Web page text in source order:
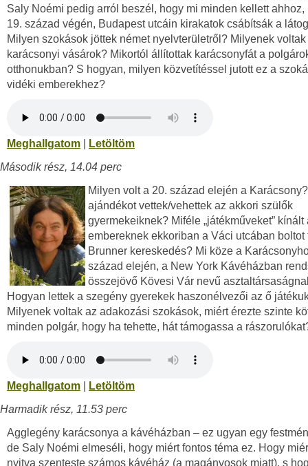
Saly Noémi pedig arról beszél, hogy mi minden kellett ahhoz,
19. század végén, Budapest utcáin kirakatok csábítsák a
Milyen szokások jöttek német nyelvterületről? Milyenek
karácsonyi vásárok? Mikortól állítottak karácsonyfát a
otthonukban? S hogyan, milyen közvetítéssel jutott ez a
vidéki emberekhez?
Meghallgatom
Letöltöm
Második rész, 14.04 perc
Milyen volt a 20. század elején a
ajándékot vettek/vehettek az akkori szülők
gyermekeiknek? Miféle „játékműveket” kínált
embereknek ekkoriban a Váci utcában boltot
Brunner kereskedés? Mi köze a
század elején, a New York Kávéházban
összejövő Kövesi Vár nevű
Hogyan lettek a szegény gyerekek haszonélvezői az ő
Milyenek voltak az adakozási szokások, miért érezte szinte
minden polgár, hogy ha tehette, hát támogassa a
Meghallgatom
Letöltöm
Harmadik rész, 11.53 perc
Agglegény karácsonya a kávéházban – ez ugyan egy
de Saly Noémi elmeséli, hogy miért fontos téma ez. Hogy
nyitva szenteste számos kávéház (a magányosok miatt), s